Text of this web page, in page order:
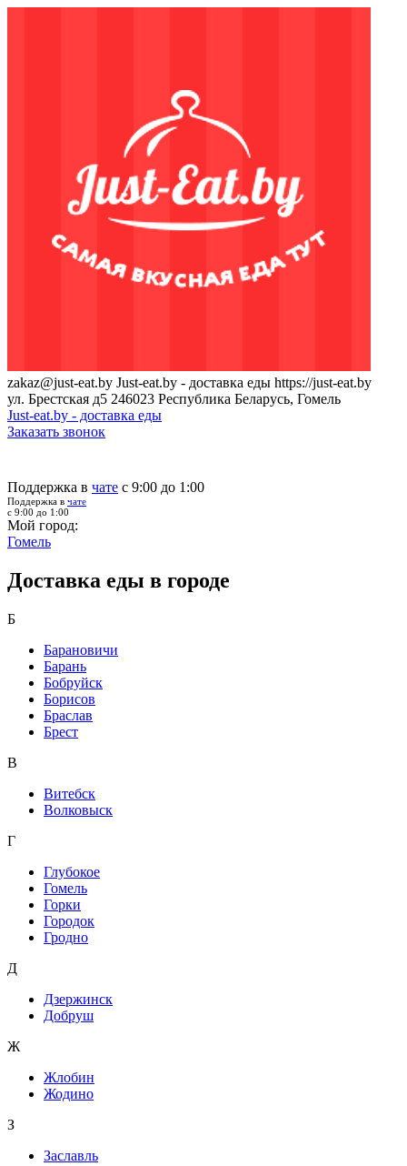
zakaz@just-eat.by Just-eat.by - доставка еды https://just-eat.by
ул. Брестская д5 246023 Республика Беларусь, Гомель
Just-eat.by - доставка еды
Заказать звонок
Поддержка в чате с 9:00 до 1:00
Поддержка в чате
с 9:00 до 1:00
Мой город:
Гомель
Доставка еды в городе
Б
Барановичи
Барань
Бобруйск
Борисов
Браслав
Брест
В
Витебск
Волковыск
Г
Глубокое
Гомель
Горки
Городок
Гродно
Д
Дзержинск
Добруш
Ж
Жлобин
Жодино
З
Заславль